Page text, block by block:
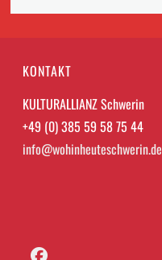
KONTAKT
KULTURALLIANZ Schwerin
+49 (0) 385 59 58 75 44
info@wohinheuteschwerin.de